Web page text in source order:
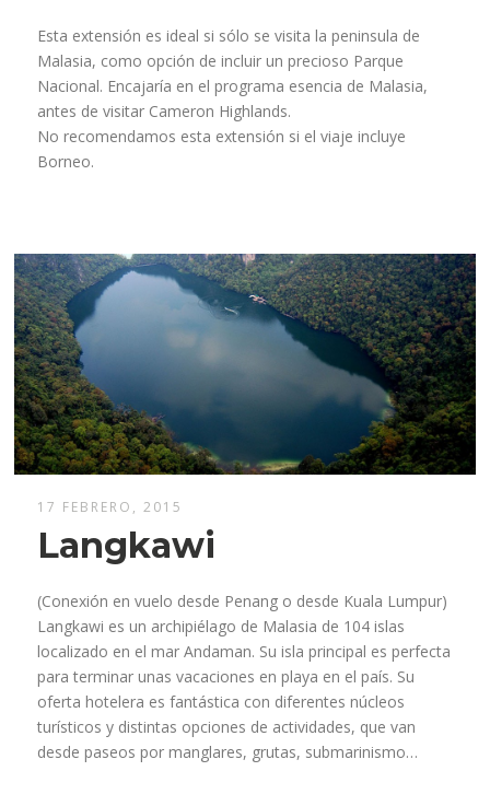
Esta extensión es ideal si sólo se visita la peninsula de
Malasia, como opción de incluir un precioso Parque
Nacional. Encajaría en el programa esencia de Malasia,
antes de visitar Cameron Highlands.
No recomendamos esta extensión si el viaje incluye
Borneo.
17 FEBRERO, 2015
Langkawi
(Conexión en vuelo desde Penang o desde Kuala Lumpur)
Langkawi es un archipiélago de Malasia de 104 islas
localizado en el mar Andaman. Su isla principal es perfecta
para terminar unas vacaciones en playa en el país. Su
oferta hotelera es fantástica con diferentes núcleos
turísticos y distintas opciones de actividades, que van
desde paseos por manglares, grutas, submarinismo…